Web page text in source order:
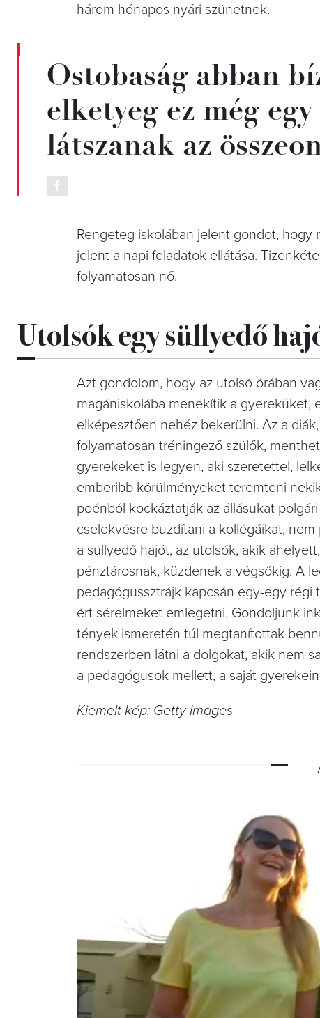
három hónapos nyári szünetnek.
Ostobaság abban
elketyeg ez még
látszanak az
Rengeteg iskolában jelent gondot,
jelent a napi feladatok ellátása.
folyamatosan nő.
Utolsók egy süllyedő
Azt gondolom, hogy az utolsó órában
magániskolába menekítik a gyereküket,
elképesztően nehéz bekerülni. Az a
folyamatosan tréningező szülők,
gyerekeket is legyen, aki szeretettel,
emberibb körülményeket teremteni
poénból kockáztatják az állásukat
cselekvésre buzdítani a kollégáikat,
a süllyedő hajót, az utolsók, akik
pénztárosnak, küzdenek a végsőkig. A
pedagógussztrájk kapcsán egy-egy
ért sérelmeket emlegetni. Gondoljunk
tények ismeretén túl megtanítottak
rendszerben látni a dolgokat, akik nem
a pedagógusok mellett, a saját
Kiemelt kép: Getty Images